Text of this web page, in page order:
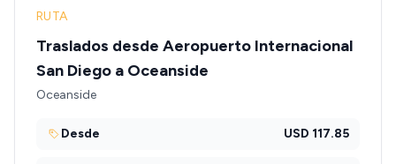
RUTA
Traslados desde Aeropuerto Internacional
San Diego a Oceanside
Oceanside
Desde USD 117.85